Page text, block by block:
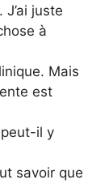
juste
à
Mais
est
peut-il y
savoir que